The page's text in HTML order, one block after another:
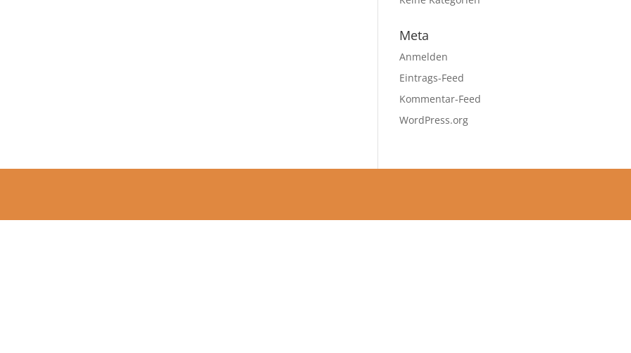
Meta
Anmelden
Eintrags-Feed
Kommentar-Feed
WordPress.org